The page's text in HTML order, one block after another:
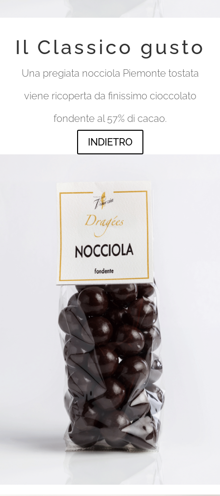
Il Classico gusto
Una pregiata nocciola Piemonte tostata
viene ricoperta da finissimo cioccolato
fondente al 57% di cacao.
INDIETRO